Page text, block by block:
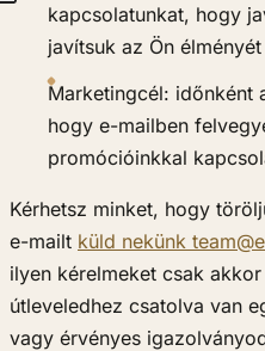
kapcsolatunkat, hogy
javítsuk az Ön
Marketingcél: időnként
hogy e-mailben
promócióinkkal
Kérhetsz minket, hogy
e-mailt küld nekünk
ilyen kérelmeket csak
útleveledhez csatolva van
vagy érvényes